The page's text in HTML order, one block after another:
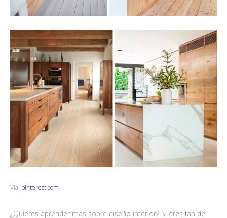
Vía: pinterest.com
¿Quieres aprender más sobre diseño interior? Si eres fan del